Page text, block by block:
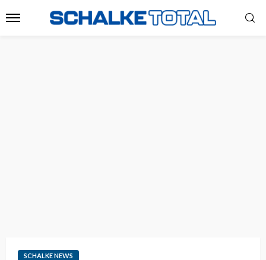
SCHALKE NEWS